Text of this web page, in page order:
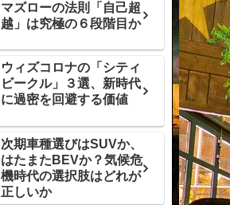
マズローの法則「自己超
越」は究極の６段階目か
ウィズコロナの「シティ
ビークル」３選、新時代
に過密を回避する価値
次期車種選びはSUVか、
はたまたBEVか？気候危
機時代の選択肢はどれが
正しいか